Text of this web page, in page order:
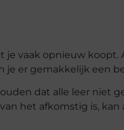
je vaak opnieuw
je er gemakkelijk een
dat alle leer niet
het afkomstig is,